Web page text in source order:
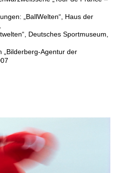
„BallWelten“, Haus der
Deutsches Sportmuseum,
„Bilderberg-Agentur der